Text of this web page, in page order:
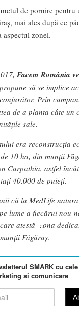
de pornire pentru
mai ales după ce
aspectul zonei.
Facem România
să se implice
Prin
de a planta câte un
sale.
era reconstrucția
10 ha, din munții
Carpathia, astfel
40.000 de puieți.
că la MedLife
lume a fiecărui nou-
atestă zona
Făgăraș.
SMARK cu
si comunicare